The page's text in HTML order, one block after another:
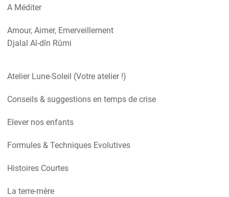
A Méditer
Amour, Aimer, Emerveillement
Djalal Al-dîn Rûmi
Atelier Lune-Soleil (Votre atelier !)
Conseils & suggestions en temps de crise
Elever nos enfants
Formules & Techniques Evolutives
Histoires Courtes
La terre-mère